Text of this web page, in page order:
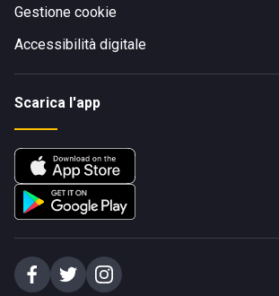
Gestione cookie
Accessibilità digitale
Scarica l'app